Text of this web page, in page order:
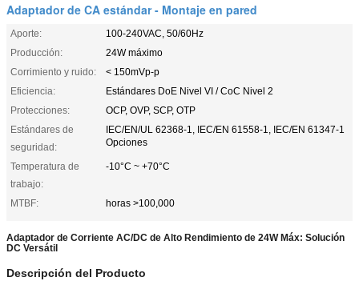
Adaptador de CA estándar - Montaje en pared
Aporte:
100-240VAC, 50/60Hz
Producción:
24W máximo
Corrimiento y ruido:
< 150mVp-p
Eficiencia:
Estándares DoE Nivel VI / CoC Nivel 2
Protecciones:
OCP, OVP, SCP, OTP
Estándares de
seguridad:
IEC/EN/UL 62368-1, IEC/EN 61558-1, IEC/EN 61347-1
Opciones
Temperatura de
trabajo:
-10°C ~ +70°C
MTBF: horas >100,000
Adaptador de Corriente AC/DC de Alto Rendimiento de 24W Máx: Solución
DC Versátil
Descripción del Producto